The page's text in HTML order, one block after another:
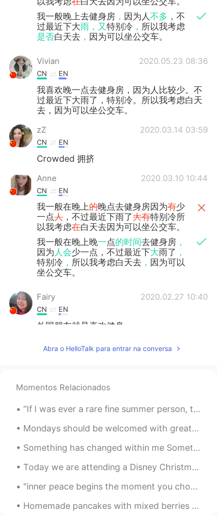
我一般晚上去健身房 ， 因为人不多 ，不
过最近下大雨，又特别冷 ， 所以我考虑
是否白天去 ， 因为可以坐公交车。
Vivian 2020.05.23 08:36
CN EN
我喜欢晚一点去健身房，因为人比较少。不
过最近下大雨了，特别冷。所以我考虑白天
去，因为可以坐公交车。
zZ 2020.03.14 03:59
CN EN
Crowded 拥挤
Anne 2020.03.10 10:44
CN EN
我一般在晚上的晚点去健身房因为有少
一点人，不过最近下雨了大有特别冷所
以我考虑在白天去因为可以坐公交车。
我一般在晚上晚一点的时间去健身房 ，
因为人会少一点，不过最近下大雨了 ，
特别冷 ， 所以我考虑白天去 ， 因为可以
坐公交车。
Fairy 2020.02.27 10:40
CN EN
外国朋友就是喜欢健身
swing 2020.02.17 05:23
一点人，不过最近下
我一般在晚上去健身房，因为人少一
考虑在白天去，因为可以坐公交车。
Li 2019.12.10 15:58
CN EN
我一般在晚上的晚点去健身房因为有少
一点 人，不过最近下雨了大有特别冷所
以我考虑 在白天去因为可以坐公交车。
Abra o HelloTalk para entrar na conversa
Momentos Relacionados
“If I was ever a rare fine summer person, that's long ago. Most of us are half-and-half. The Augu...
Mondays should be welcomed with great enthusiasm, enormous hope and a tank full of energy. This s...
Something has changed within me Something is not the same I'm through with playing by The rules o...
Today we are attending a Disney Christmas party. Our day started of amazing with breakfast at Bel...
"inner peace begins the moment you choose not to allow another person or event to control your em...
Homemade pancakes with mixed berries and banana slices ❤️. The best way to start a productive day...